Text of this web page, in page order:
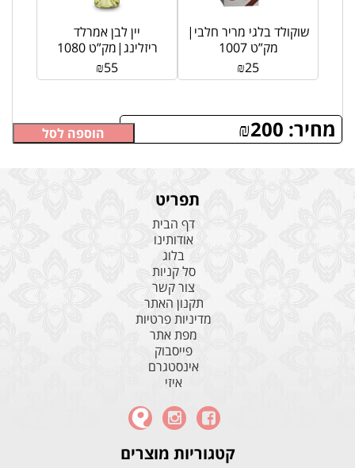
מחיר: ₪200 הוספה לסל
יין לבן אמרלד
ריזלינג|מק”ט 1080
₪55
שוקולד בלגי מריר חלבי|
מק”ט 1007
₪25
תפריט
דף הבית
אודותינו
בלוג
סל קניות
צור קשר
תקנון האתר
מדיניות פרטיות
מפת אתר
פייסבוק
אינסטגרם
איזי
קטגוריות מוצרים